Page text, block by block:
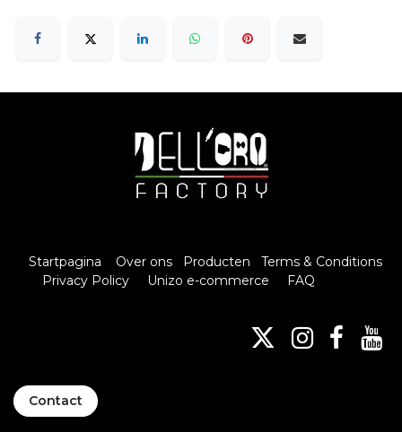
Startpagina Over ons Producten
Terms & Conditions
Privacy Policy
Unizo e-commerce FAQ
Contact